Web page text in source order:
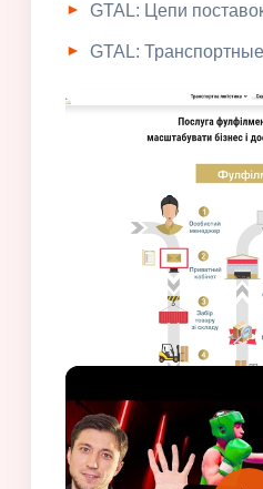
GTAL: Цепи
GTAL: